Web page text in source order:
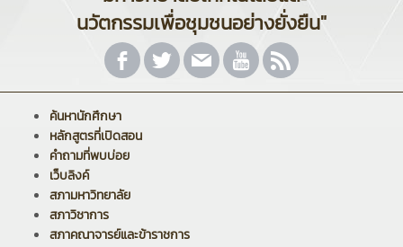
นวัตกรรมเพื่อชุมชนอย่างยั่งยืน"
ค้นหานักศึกษา
หลักสูตรที่เปิดสอน
คำถามที่พบบ่อย
เว็บลิงค์
สภามหาวิทยาลัย
สภาวิชาการ
สภาคณาจารย์และข้าราชการ